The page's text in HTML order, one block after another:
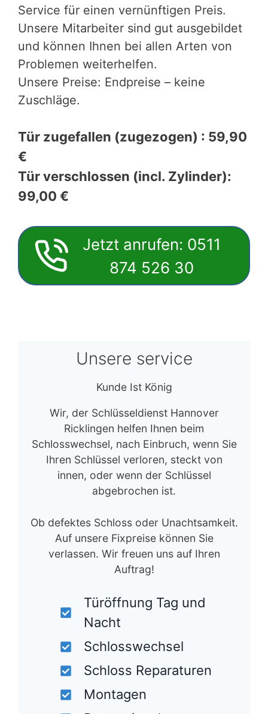
Service für einen vernünftigen Preis.
Unsere Mitarbeiter sind gut ausgebildet
und können Ihnen bei allen Arten von
Problemen weiterhelfen.
Unsere Preise: Endpreise – keine
Zuschläge.
Tür zugefallen (zugezogen) : 59,90
€
Tür verschlossen (incl. Zylinder):
99,00 €
Jetzt anrufen: 0511
874 526 30
Unsere service
Kunde Ist König
Wir, der Schlüsseldienst Hannover
Ricklingen helfen Ihnen beim
Schlosswechsel, nach Einbruch, wenn Sie
Ihren Schlüssel verloren, steckt von
innen, oder wenn der Schlüssel
abgebrochen ist.
Ob defektes Schloss oder Unachtsamkeit.
Auf unsere Fixpreise können Sie
verlassen. Wir freuen uns auf Ihren
Auftrag!
Türöffnung Tag und
Nacht
Schlosswechsel
Schloss Reparaturen
Montagen